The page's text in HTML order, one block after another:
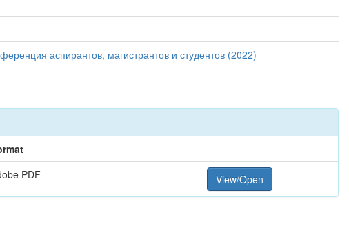
аспирантов, магистрантов и студентов (2022)
PDF View/Open